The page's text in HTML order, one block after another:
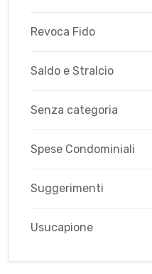
Revoca Fido
Saldo e Stralcio
Senza categoria
Spese Condominiali
Suggerimenti
Usucapione